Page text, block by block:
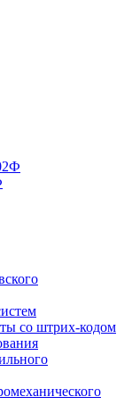
со штрих-кодом